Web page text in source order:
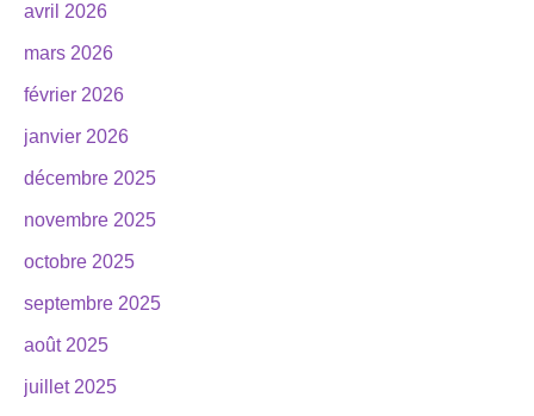
avril 2026
mars 2026
février 2026
janvier 2026
décembre 2025
novembre 2025
octobre 2025
septembre 2025
août 2025
juillet 2025